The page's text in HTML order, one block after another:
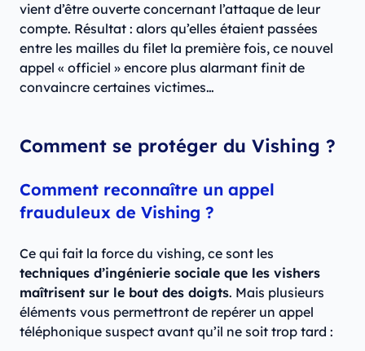
vient d’être ouverte concernant l’attaque de leur
compte. Résultat : alors qu’elles étaient passées
entre les mailles du filet la première fois, ce nouvel
appel « officiel » encore plus alarmant finit de
convaincre certaines victimes…
Comment se protéger du Vishing ?
Comment reconnaître un appel
frauduleux de Vishing ?
Ce qui fait la force du vishing, ce sont les
techniques d’ingénierie sociale que les vishers
maîtrisent sur le bout des doigts. Mais plusieurs
éléments vous permettront de repérer un appel
téléphonique suspect avant qu’il ne soit trop tard :